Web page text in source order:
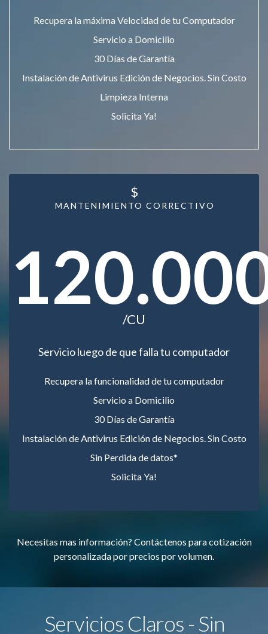
Recupera la máxima Velocidad de tu Computador
Servicio a Domicilio
30 Días de Garantía
Instalación de Antivirus Edición de Negocios. Sin Costo
Limpieza Interna
Solicita Ya!
MANTENIMIENTO CORRECTIVO
$
/CU
Servicio luego de que falla tu computador
Recupera la funcionalidad de tu computador
Servicio a Domicilio
30 Días de Garantía
Instalación de Antivirus Edición de Negocios. Sin Costo
Sin Perdida de datos*
Solicita Ya!
Necesitas mas información? Contáctenos para cotización
personalizada por precios por volumen.
Servicios Claros - Sin